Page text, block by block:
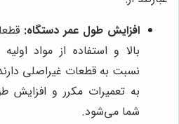
افزایش طول عمر دستگاه:
بالا و استفاده از مواد
نسبت به قطعات غیراصلی
به تعمیرات مکرر و افزایش
شما می‌شود.